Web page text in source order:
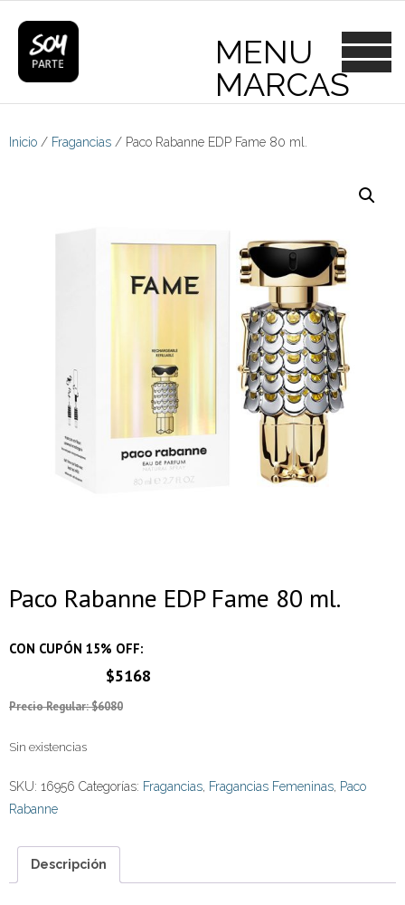
content
Inicio / Fragancias / Paco Rabanne EDP Fame 80 ml.
Paco Rabanne EDP Fame 80 ml.
CON CUPÓN 15% OFF:
$5168
Precio Regular: $6080
Sin existencias
SKU: 16956 Categorías: Fragancias, Fragancias Femeninas, Paco
Rabanne
Descripción